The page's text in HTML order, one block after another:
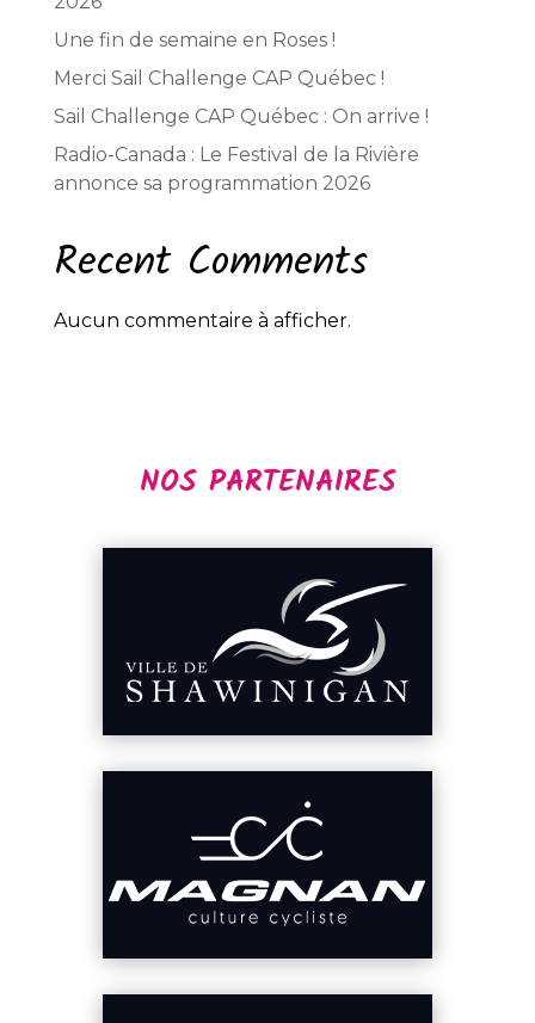
Une fin de semaine en Roses !
Merci Sail Challenge CAP Québec !
Sail Challenge CAP Québec : On arrive !
Radio-Canada : Le Festival de la Rivière
annonce sa programmation 2026
Recent Comments
Aucun commentaire à afficher.
NOS PARTENAIRES